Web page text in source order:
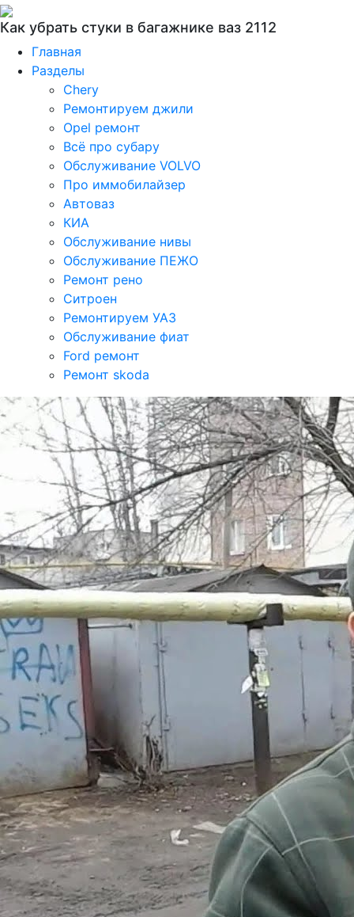
Как убрать стуки в багажнике ваз 2112
Главная
Разделы
Chery
Ремонтируем джили
Opel ремонт
Всё про субару
Обслуживание VOLVO
Про иммобилайзер
Автоваз
КИА
Обслуживание нивы
Обслуживание ПЕЖО
Ремонт рено
Ситроен
Ремонтируем УАЗ
Обслуживание фиат
Ford ремонт
Ремонт skoda